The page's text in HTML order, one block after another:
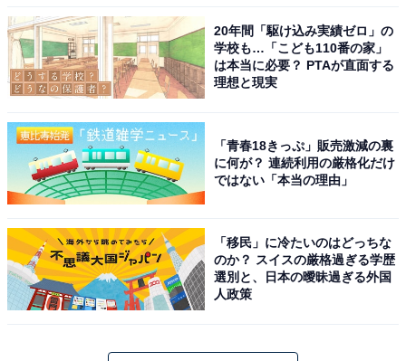
20年間「駆け込み実績ゼロ」の
学校も…「こども110番の家」
は本当に必要？ PTAが直面する
理想と現実
「青春18きっぷ」販売激減の裏
に何が？ 連続利用の厳格化だけ
ではない「本当の理由」
「移民」に冷たいのはどっちな
のか？ スイスの厳格過ぎる学歴
選別と、日本の曖昧過ぎる外国
人政策